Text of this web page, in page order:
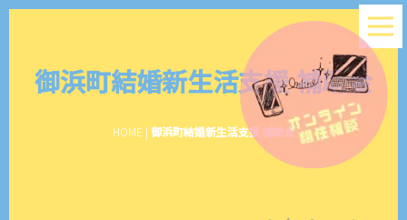
御浜町結婚新生活支援 補助金
HOME | 御浜町結婚新生活支援 補助金